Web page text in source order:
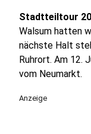
Stadtteiltour
Walsum hatten
nächste Halt
Ruhrort. Am 12.
vom Neumarkt.
Anzeige